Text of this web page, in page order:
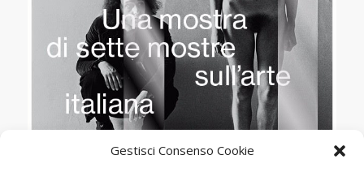
Gestisci Consenso Cookie